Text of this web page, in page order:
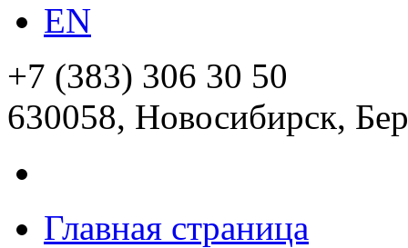
EN
+7 (383) 306 30 50
630058, Новосибирск,
Главная страница